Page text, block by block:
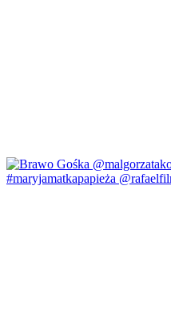
#maryjamatkapapieża